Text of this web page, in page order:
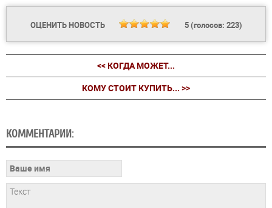
ОЦЕНИТЬ НОВОСТЬ 5(голосов: 223)
<< КОГДА МОЖЕТ...
КОМУ СТОИТ КУПИТЬ... >>
КОММЕНТАРИИ: